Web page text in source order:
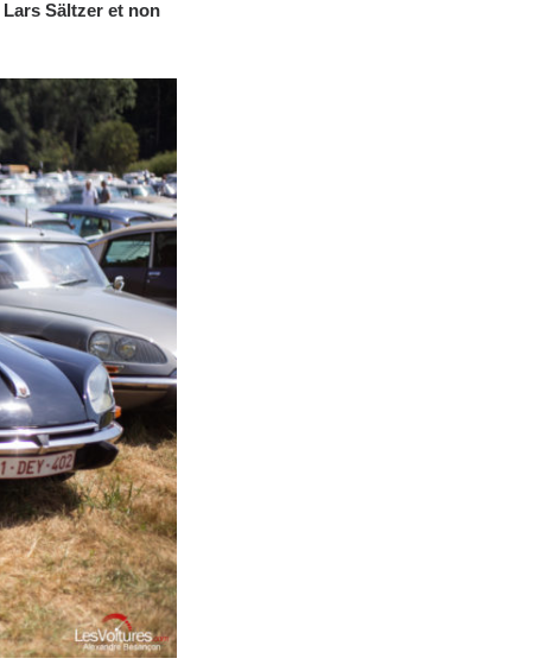
Lars Sältzer et non